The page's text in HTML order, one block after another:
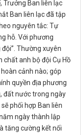
Trưởng Ban liên lạc
Ban liên lạc đã tập
nguyên tắc: Tự
hỗ. Với phương
Thường xuyên
chất anh bộ đội Cụ Hồ
cảnh nào; góp
quyền địa phương
đất nước trong ngày
phối hợp Ban liên
ngày thành lập
tăng cường kết nối